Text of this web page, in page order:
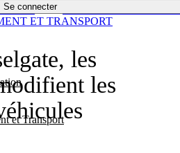
Se connecter
et Transport
les
les
ET TRANSPORT